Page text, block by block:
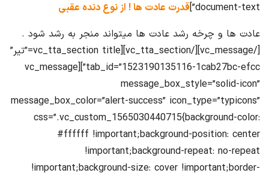
document-text”] قدرت عادت ها ! از نوع دنده عقبی
عادت ها و چرخه رشد عادت ها میتواند منجر به رشد شود .
[/vc_message][/vc_tta_section][vc_tta_section title=”تیر”
tab_id=”1523190135116-1cab27bc-efcc”][vc_message
message_box_style=”solid-icon”
message_box_color=”alert-success” icon_type=”typicons”
css=”.vc_custom_1565030440715{background-color:
#ffffff !important;background-position: center
!important;background-repeat: no-repeat
!important;background-size: cover !important;border-